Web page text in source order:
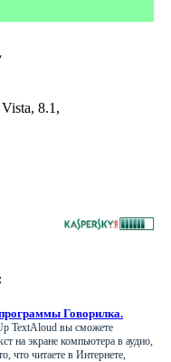
8.1,
Говорилка.
TextAloud вы сможете
на экране компьютера в аудио,
что читаете в Интернете,